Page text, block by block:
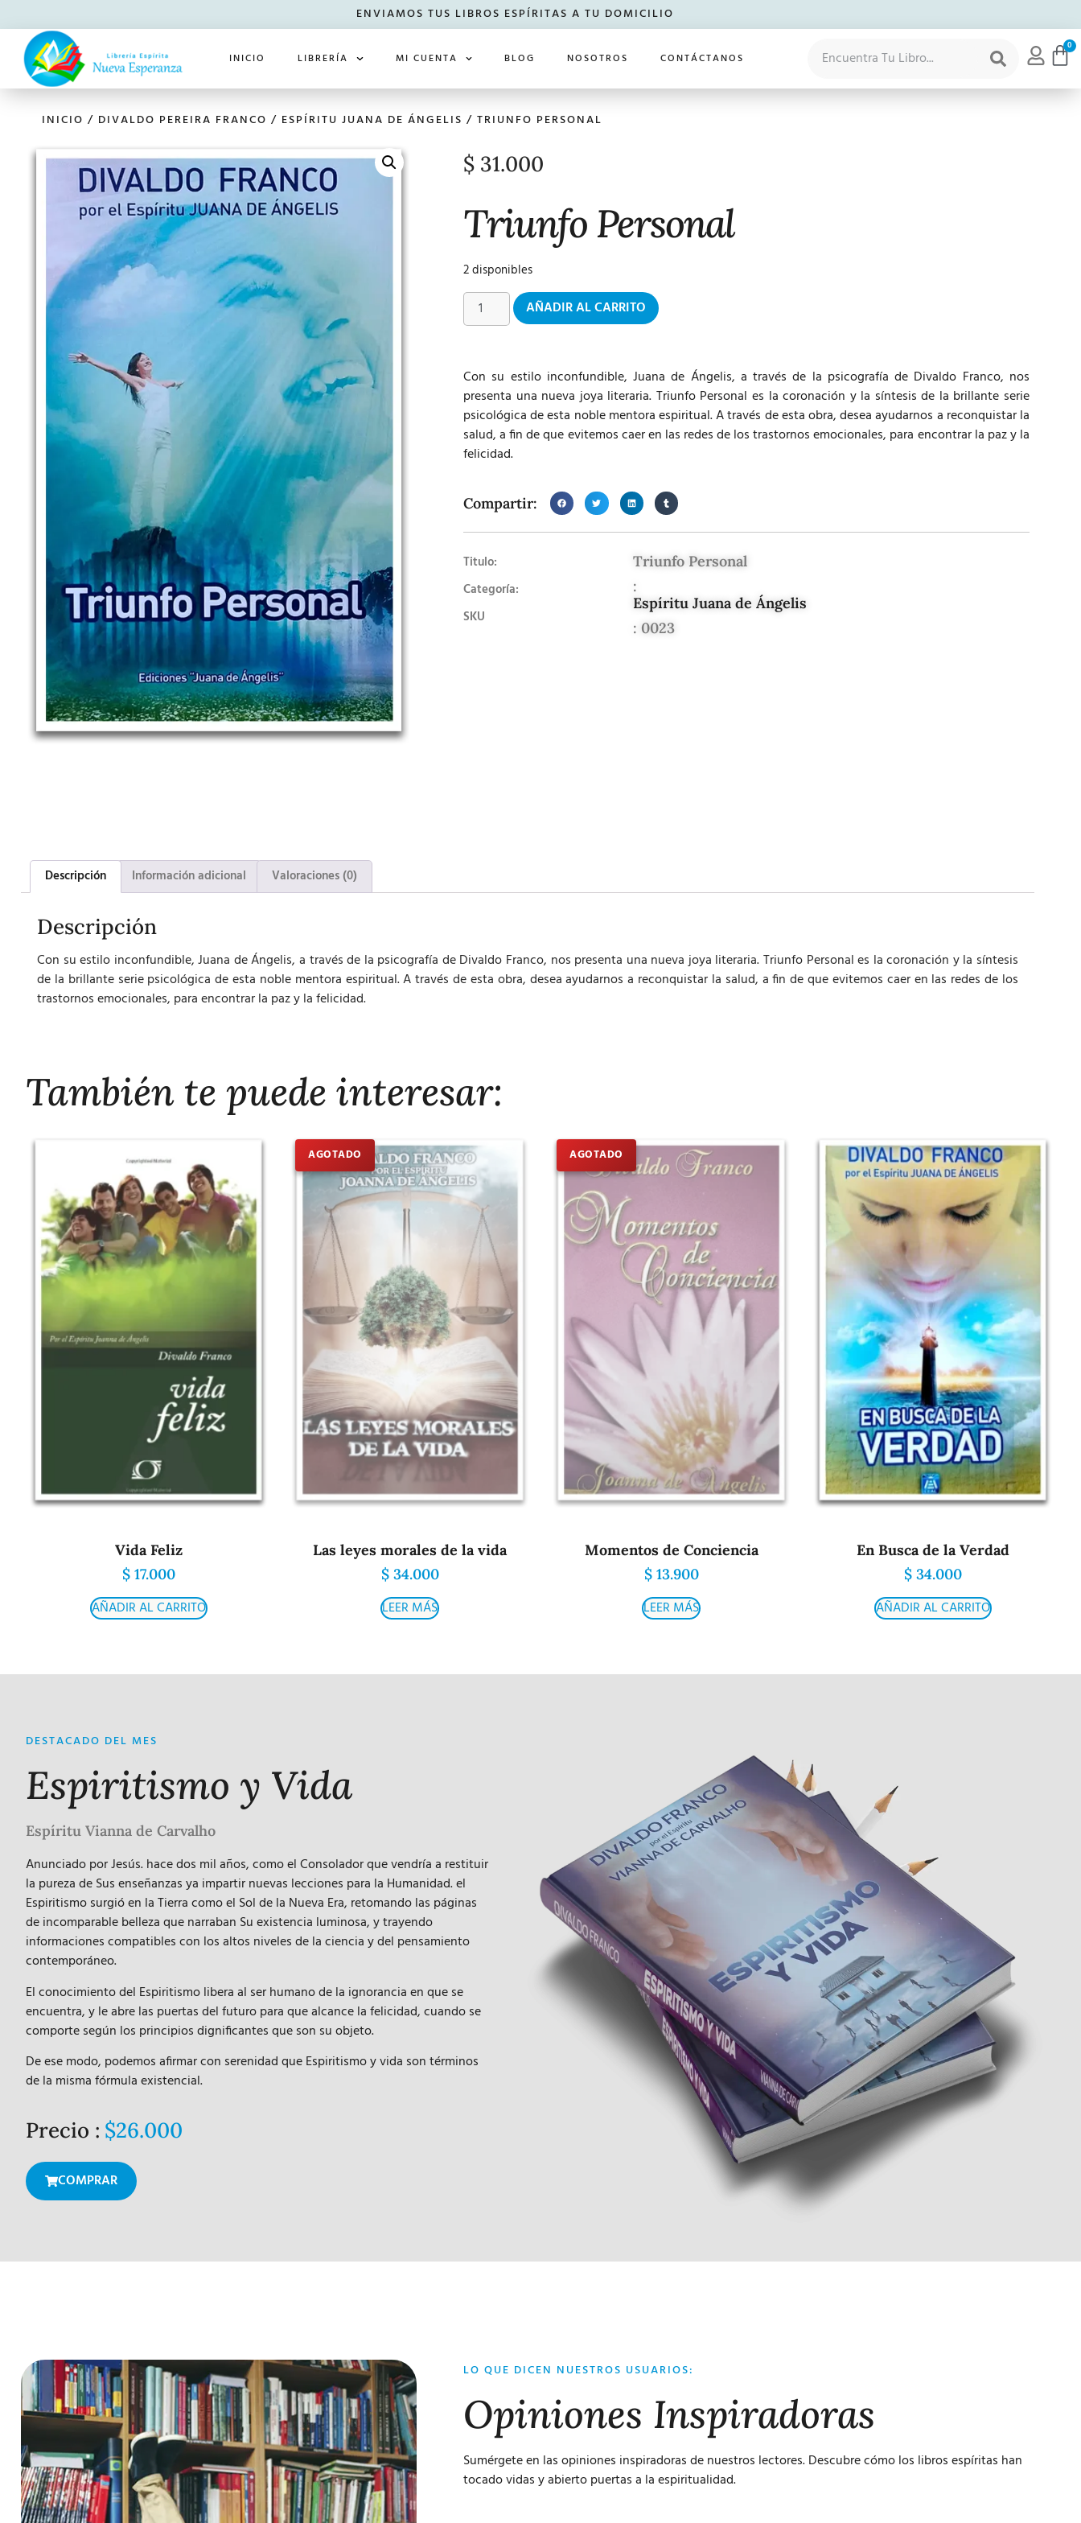
ENVIAMOS TUS LIBROS ESPÍRITAS A TU DOMICILIO
INICIO LIBRERÍA MI CUENTA BLOG NOSOTROS CONTÁCTANOS
0
INICIO / DIVALDO PEREIRA FRANCO / ESPÍRITU JUANA DE ÁNGELIS / TRIUNFO PERSONAL
$ 31.000
Triunfo Personal
2 disponibles
AÑADIR AL CARRITO
Con su estilo inconfundible, Juana de Ángelis, a través de la psicografía de Divaldo Franco, nos
presenta una nueva joya literaria. Triunfo Personal es la coronación y la síntesis de la brillante serie
psicológica de esta noble mentora espiritual. A través de esta obra, desea ayudarnos a reconquistar la
salud, a fin de que evitemos caer en las redes de los trastornos emocionales, para encontrar la paz y la
felicidad.
Compartir:
Titulo:
Categoría:
SKU
Triunfo Personal
:
Espíritu Juana de Ángelis
: 0023
Descripción Información adicional Valoraciones (0)
Descripción
Con su estilo inconfundible, Juana de Ángelis, a través de la psicografía de Divaldo Franco, nos presenta una nueva joya literaria. Triunfo Personal es la coronación y la síntesis
de la brillante serie psicológica de esta noble mentora espiritual. A través de esta obra, desea ayudarnos a reconquistar la salud, a fin de que evitemos caer en las redes de los
trastornos emocionales, para encontrar la paz y la felicidad.
También te puede interesar:
Vida Feliz
$17.000
AÑADIR AL CARRITO
AGOTADO
Las leyes morales de la vida
$34.000
LEER MÁS
AGOTADO
Momentos de Conciencia
$13.900
LEER MÁS
En Busca de la Verdad
$34.000
AÑADIR AL CARRITO
DESTACADO DEL MES
Espiritismo y Vida
Espíritu Vianna de Carvalho
Anunciado por Jesús. hace dos mil años, como el Consolador que vendría a restituir
la pureza de Sus enseñanzas ya impartir nuevas lecciones para la Humanidad. el
Espiritismo surgió en la Tierra como el Sol de la Nueva Era, retomando las páginas
de incomparable belleza que narraban Su existencia luminosa, y trayendo
informaciones compatibles con los altos niveles de la ciencia y del pensamiento
contemporáneo.
El conocimiento del Espiritismo libera al ser humano de la ignorancia en que se
encuentra, y le abre las puertas del futuro para que alcance la felicidad, cuando se
comporte según los principios dignificantes que son su objeto.
De ese modo, podemos afirmar con serenidad que Espiritismo y vida son términos
de la misma fórmula existencial.
Precio : $26.000
COMPRAR
LO QUE DICEN NUESTROS USUARIOS:
Opiniones Inspiradoras
Sumérgete en las opiniones inspiradoras de nuestros lectores. Descubre cómo los libros espíritas han
tocado vidas y abierto puertas a la espiritualidad.